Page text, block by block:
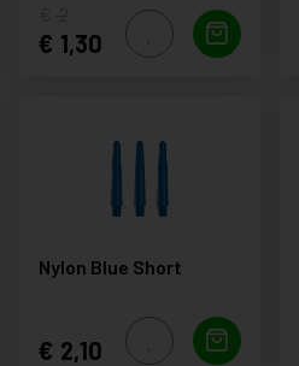
1,30
Nylon Blue Short
2,10